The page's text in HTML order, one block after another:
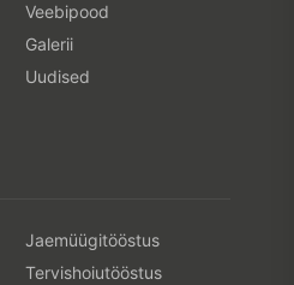
Veebipood
Galerii
Uudised
Jaemüügitööstus
Tervishoiutööstus